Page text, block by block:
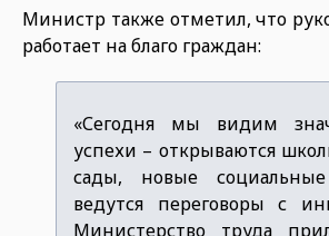
Министр также отметил, что
работает на благо граждан:
«Сегодня мы видим
успехи – открываются
сады, новые
ведутся переговоры с
Министерство труда